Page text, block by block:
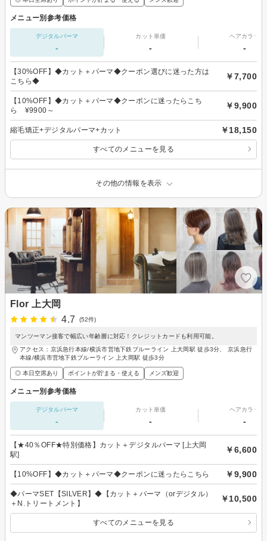
メニュー別参考価格
デジタルパーマ
-
カット単価
-
ヘアカラー
-
【30%OFF】◆カット＋パーマ◆クーポン選びに迷った方は
こちら◆
￥7,700
【10%OFF】◆カット＋パーマ◆クーポンに迷ったらこち
ら ¥9900～
￥9,900
縮毛矯正+デジタルパーマ+カット ￥18,150
すべてのメニューを見る
その他の情報を表示
Flor 上大岡
4.7
(52件)
マンツーマン接客で幅広い年齢層に対応！クレジットカードも利用可能。
アクセス：京浜急行本線/横浜市営地下鉄ブルーライン 上大岡駅 徒歩3分、 京浜急行
本線/横浜市営地下鉄ブルーライン 上大岡駅 徒歩3分
◎ 本日空席あり ポイントが貯まる・使える メンズ歓迎
メニュー別参考価格
デジタルパーマ
-
カット単価
-
ヘアカラー
-
【★40％OFF★特別価格】カット＋デジタルパーマ [上大岡
駅]
￥6,600
【10%OFF】◆カット＋パーマ◆クーポンに迷ったらこちら ￥9,900
◆パーマSET【SILVER】◆【カット＋パーマ（orデジタル）
＋N.トリートメント】
￥10,500
すべてのメニューを見る